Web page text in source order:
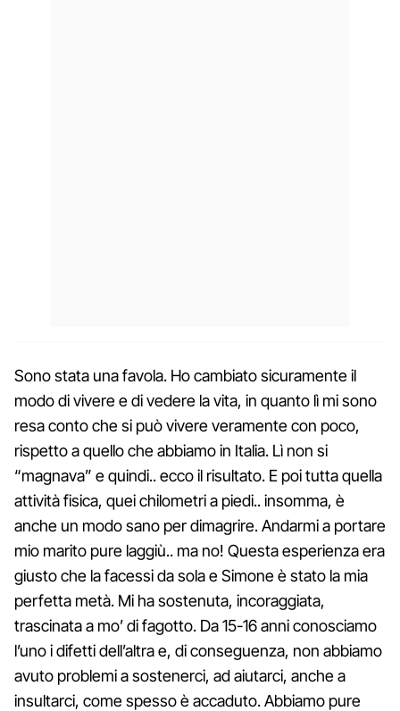
Sono stata una favola. Ho cambiato sicuramente il
modo di vivere e di vedere la vita, in quanto lì mi sono
resa conto che si può vivere veramente con poco,
rispetto a quello che abbiamo in Italia. Lì non si
“magnava” e quindi.. ecco il risultato. E poi tutta quella
attività fisica, quei chilometri a piedi.. insomma, è
anche un modo sano per dimagrire. Andarmi a portare
mio marito pure laggiù.. ma no! Questa esperienza era
giusto che la facessi da sola e Simone è stato la mia
perfetta metà. Mi ha sostenuta, incoraggiata,
trascinata a mo’ di fagotto. Da 15-16 anni conosciamo
l’uno i difetti dell’altra e, di conseguenza, non abbiamo
avuto problemi a sostenerci, ad aiutarci, anche a
insultarci, come spesso è accaduto. Abbiamo pure